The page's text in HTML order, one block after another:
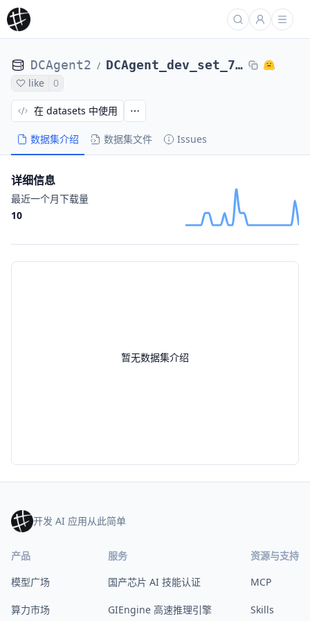
DCAgent2 / DCAgent_dev_set_71_tasks_laion_glm-4_6-freelancer-32ep-131k-torch_20251219_061852
like 0
数据集介绍 数据集文件 Issues
在 datasets 中使用
暂无数据集介绍
详细信息
最近一个月下载量
10
开发 AI 应用从此简单
产品
模型广场
算力市场
服务
国产芯片 AI 技能认证
GIEngine 高速推理引擎
资源与支持
MCP
Skills